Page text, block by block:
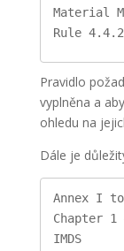
Material
Rule
Pravidlo
vyplněna a
ohledu na
Dále je
Annex I to
Chapter
IMDS